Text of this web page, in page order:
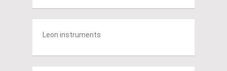
Leon instruments